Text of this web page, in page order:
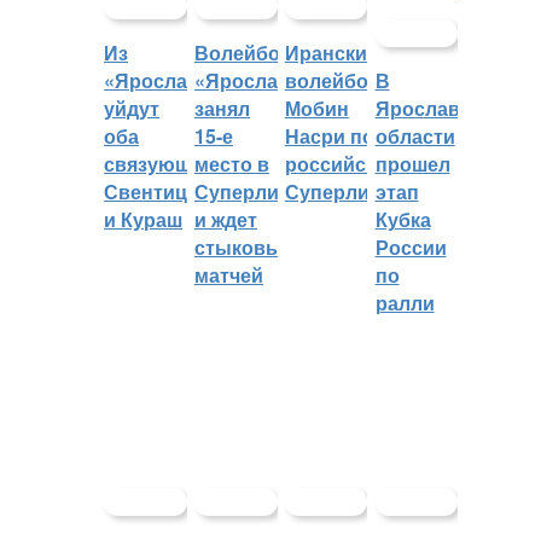
Из
«Ярославича»
уйдут
оба
связующих:
Свентицкис
и Кураш
Волейбольный
«Ярославич»
занял
15-е
место в
Суперлиге
и ждет
стыковых
матчей
Иранский
волейболист
Мобин
Насри покинет
российскую
Суперлигу
В
Ярославской
области
прошел
этап
Кубка
России
по
ралли